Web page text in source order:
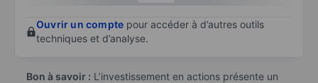
Ouvrir un compte pour accéder à d’autres outils
techniques et d’analyse.
Bon à savoir : L’investissement en actions présente un